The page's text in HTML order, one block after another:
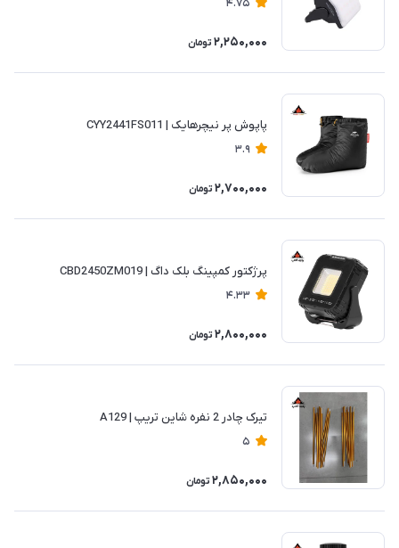
4.75
2,250,000 تومان
پاپوش پر نیچرهایک | CYY2441FS011
3.9
2,700,000 تومان
پرژکتور کمپینگ بلک داگ | CBD2450ZM019
4.33
2,800,000 تومان
تیرک چادر 2 نفره شاین تریپ | A129
5
2,850,000 تومان